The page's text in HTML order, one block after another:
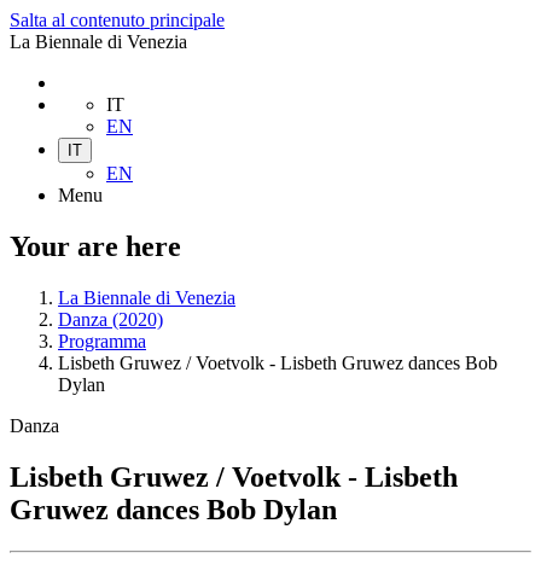
Salta al contenuto principale
La Biennale di Venezia
IT
EN
IT
EN
Menu
Your are here
La Biennale di Venezia
Danza (2020)
Programma
Lisbeth Gruwez / Voetvolk - Lisbeth Gruwez dances Bob
Dylan
Danza
Lisbeth Gruwez / Voetvolk - Lisbeth
Gruwez dances Bob Dylan